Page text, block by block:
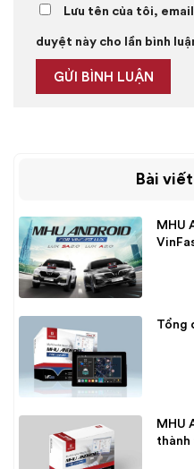
Lưu tên của tôi,
duyệt này cho lần bình
Bài
MHU
Tổng
MHU